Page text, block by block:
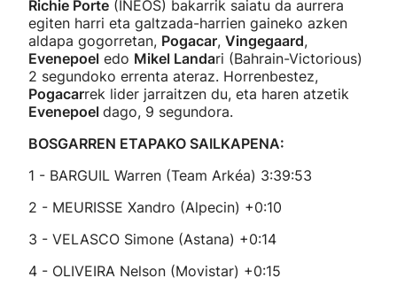
Richie Porte (INEOS) bakarrik saiatu da aurrera
egiten harri eta galtzada-harrien gaineko azken
aldapa gogorretan, Pogacar, Vingegaard,
Evenepoel edo Mikel Landari (Bahrain-Victorious)
2 segundoko errenta ateraz. Horrenbestez,
Pogacarrek lider jarraitzen du, eta haren atzetik
Evenepoel dago, 9 segundora.
BOSGARREN ETAPAKO SAILKAPENA:
1 - BARGUIL Warren (Team Arkéa) 3:39:53
2 - MEURISSE Xandro (Alpecin) +0:10
3 - VELASCO Simone (Astana) +0:14
4 - OLIVEIRA Nelson (Movistar) +0:15